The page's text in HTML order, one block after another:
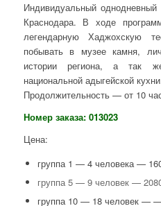
Индивидуальный
Краснодара. В ходе
легендарную Хаджохскую
побывать в музее камня,
истории региона, а так
национальной адыгейской
Продолжительность — от 10
Номер заказа: 013023
Цена:
группа 1 — 4 человека —
группа 5 — 9 человек —
группа 10 — 18 человек —